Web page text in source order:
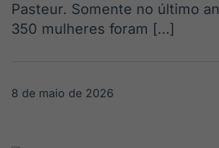
Plataforma para
conteúdos
personalizados
Pasteur. Somente no último
350 mulheres foram […]
8 de maio de 2026